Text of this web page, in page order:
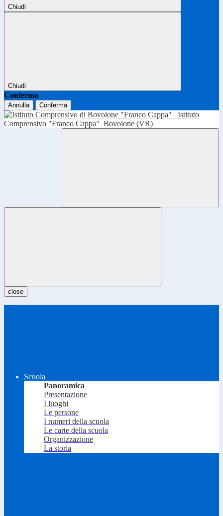
Chiudi
Chiudi
Conferma
Annulla Conferma
Istituto
Comprensivo "Franco Cappa" Bovolone (VR)
close
Scuola
Panoramica
Presentazione
I luoghi
Le persone
I numeri della scuola
Le carte della scuola
Organizzazione
La storia